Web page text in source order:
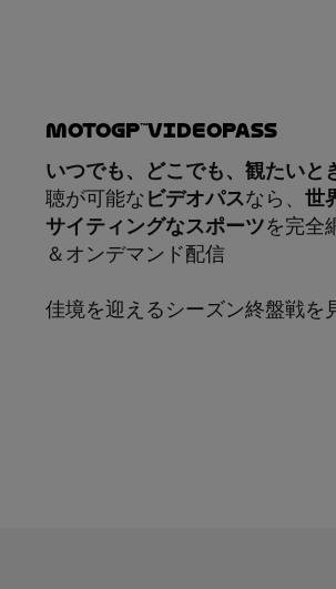
MotoGP™VIDEOPASS
いつでも、どこでも、観たいと
聴が可能な ビデオパスなら、 世
サイティングなスポーツを完全
＆オンデマンド配信
佳境を迎えるシーズン終盤戦を